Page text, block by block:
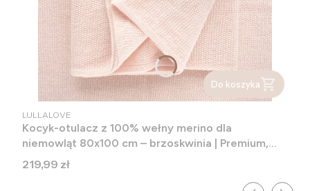
Do koszyka
PRODUCENT
LULLALOVE
Kocyk-otulacz z 100% wełny merino dla
niemowląt 80x100 cm – brzoskwinia | Premium,
splot Ryżowy
Cena
219,99 zł